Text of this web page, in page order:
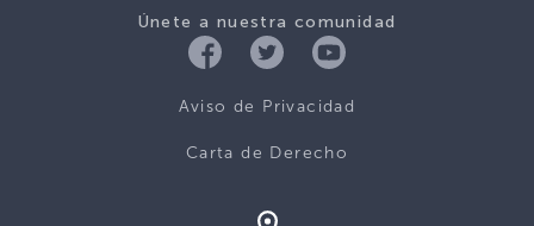
Únete a nuestra comunidad
Aviso de Privacidad
Carta de Derecho